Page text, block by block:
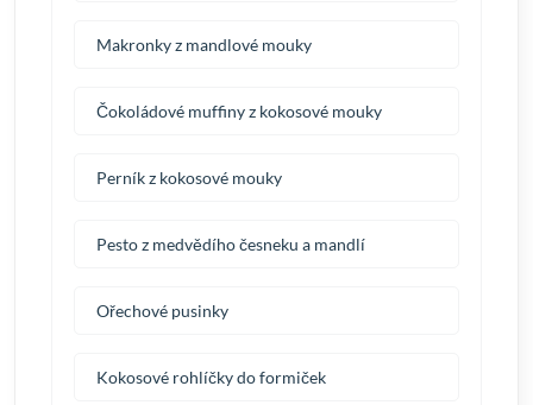
Makronky z mandlové mouky
Čokoládové muffiny z kokosové mouky
Perník z kokosové mouky
Pesto z medvědího česneku a mandlí
Ořechové pusinky
Kokosové rohlíčky do formiček